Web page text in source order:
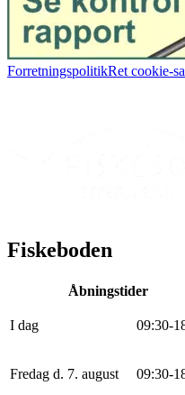
ForretningspolitikRet cookie-
Fiskeboden
Åbningstider
I dag 09:30-
Fredag d. 7. august 09:30-